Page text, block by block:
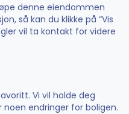
denne eiendommen
så kan du klikke på “Vis
vil ta kontakt for videre
Vi vil holde deg
endringer for boligen.